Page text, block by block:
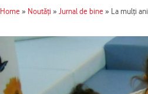
Home » Noutăți » Jurnal de bine » La mulţi